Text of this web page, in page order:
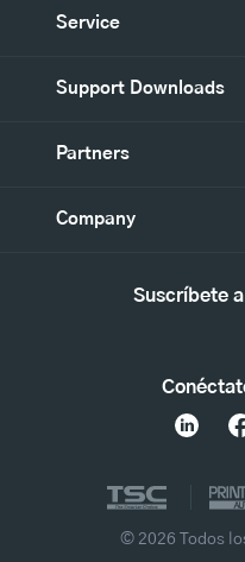
Service
Support Downloads
Partners
Company
Suscríbete
© 2026 Todos